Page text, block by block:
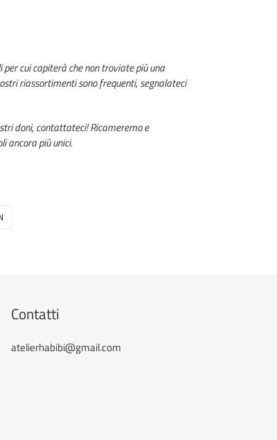
cui capiterà che non troviate più una
riassortimenti sono frequenti, segnalateci
doni, contattateci! Ricameremo e
ancora più unici.
Contatti
atelierhabibi@gmail.com